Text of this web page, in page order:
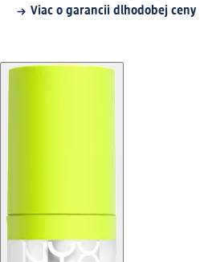
Viac o garancii dlhodobej ceny